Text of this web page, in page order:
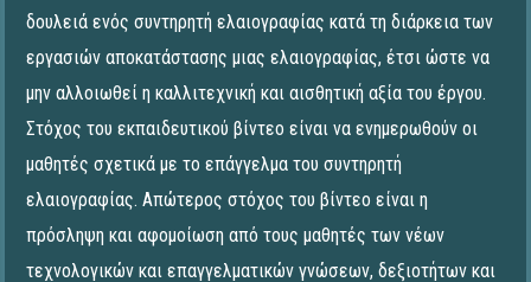
δουλειά ενός συντηρητή ελαιογραφίας κατά τη διάρκεια των
εργασιών αποκατάστασης μιας ελαιογραφίας, έτσι ώστε να
μην αλλοιωθεί η καλλιτεχνική και αισθητική αξία του έργου.
Στόχος του εκπαιδευτικού βίντεο είναι να ενημερωθούν οι
μαθητές σχετικά με το επάγγελμα του συντηρητή
ελαιογραφίας. Απώτερος στόχος του βίντεο είναι η
πρόσληψη και αφομοίωση από τους μαθητές των νέων
τεχνολογικών και επαγγελματικών γνώσεων, δεξιοτήτων και